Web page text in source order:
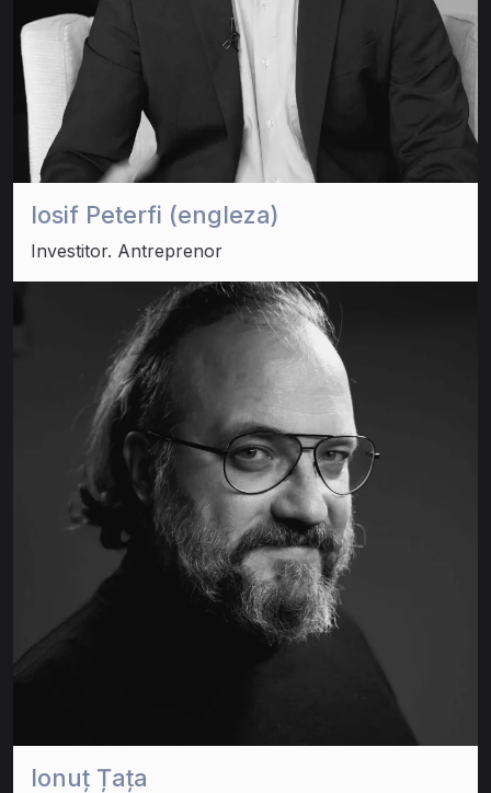
Iosif Peterfi (engleza)
Investitor. Antreprenor
Ionuț Țața